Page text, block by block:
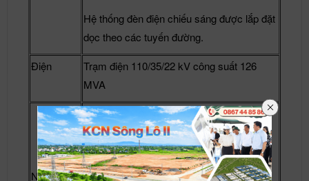
Hệ thống đèn điện chiếu sáng được lắp đặt
dọc theo các tuyến đường.
Điện
Trạm điện 110/35/22 kV công suất 126
MVA
Nước
Nhà máy cung cấp nước Duy Tiên với
công suất 31.000 m3/ngày-đêm đảm bảo
đáp ứng đầy đủ nhu cầu nước sạch cho